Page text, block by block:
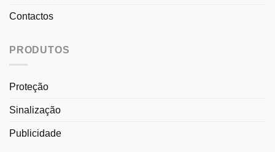
Contactos
PRODUTOS
Proteção
Sinalização
Publicidade